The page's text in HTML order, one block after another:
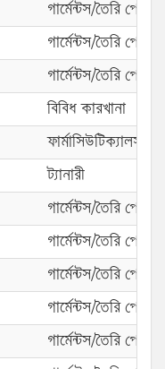
গার্মেন্টস/তৈরি
গার্মেন্টস/তৈরি
গার্মেন্টস/তৈরি
বিবিধ কারখানা
ফার্মাসিউটিক্যালস
ট্যানারী
গার্মেন্টস/তৈরি
গার্মেন্টস/তৈরি
গার্মেন্টস/তৈরি
গার্মেন্টস/তৈরি
গার্মেন্টস/তৈরি